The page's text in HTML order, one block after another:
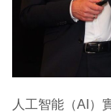
人工智能（AI）